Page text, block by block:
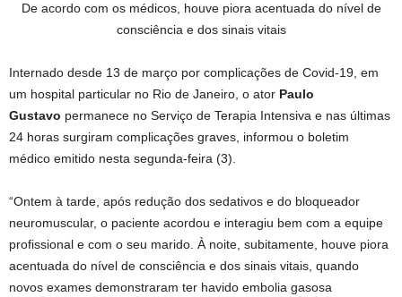
De acordo com os médicos, houve piora acentuada do nível de
consciência e dos sinais vitais
Internado desde 13 de março por complicações de Covid-19, em
um hospital particular no Rio de Janeiro, o ator Paulo
Gustavo permanece no Serviço de Terapia Intensiva e nas últimas
24 horas surgiram complicações graves, informou o boletim
médico emitido nesta segunda-feira (3).
“Ontem à tarde, após redução dos sedativos e do bloqueador
neuromuscular, o paciente acordou e interagiu bem com a equipe
profissional e com o seu marido. À noite, subitamente, houve piora
acentuada do nível de consciência e dos sinais vitais, quando
novos exames demonstraram ter havido embolia gasosa